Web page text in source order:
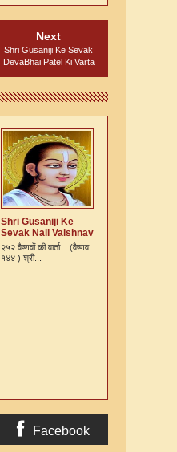
Next
Shri Gusaniji Ke Sevak
DevaBhai Patel Ki Varta
Shri Gusaniji Ke
Sevak Naii Vaishnav
Ki Varta
२५२ वैष्णवों की वार्ता (वैष्णव
१४४ ) श्री...
Facebook